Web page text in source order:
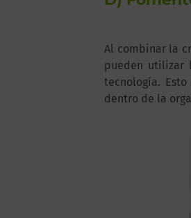
Al combinar la
pueden utilizar
tecnología.
dentro de la